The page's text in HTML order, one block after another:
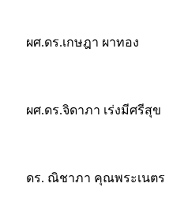
ผศ.ดร.เกษฎา ผาทอง
ผศ.ดร.จิดาภา เร่งมีศรีสุข
ดร. ณิชาภา คุณพระเนตร